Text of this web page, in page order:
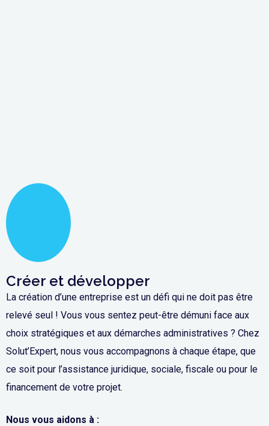
Créer et développer
La création d’une entreprise est un défi qui ne doit pas être
relevé seul ! Vous vous sentez peut-être démuni face aux
choix stratégiques et aux démarches administratives ? Chez
Solut’Expert, nous vous accompagnons à chaque étape, que
ce soit pour l’assistance juridique, sociale, fiscale ou pour le
financement de votre projet.
Nous vous aidons à :